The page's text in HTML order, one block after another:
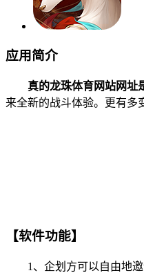
应用简介
真的龙珠体育网站网址
来全新的战斗体验。更有多
【软件功能】
1、企划方可以自由地邀